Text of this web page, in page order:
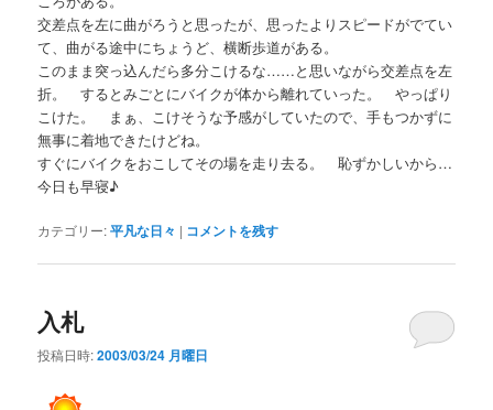
交差点を左に曲がろうと思ったが、思ったよりスピードがでてい
て、曲がる途中にちょうど、横断歩道がある。
このまま突っ込んだら多分こけるな……と思いながら交差点を左
折。 するとみごとにバイクが体から離れていった。 やっぱり
こけた。 まぁ、こけそうな予感がしていたので、手もつかずに
無事に着地できたけどね。
すぐにバイクをおこしてその場を走り去る。 恥ずかしいから…
今日も早寝♪
カテゴリー:平凡な日々 | コメントを残す
入札
投稿日時:2003/03/24 月曜日